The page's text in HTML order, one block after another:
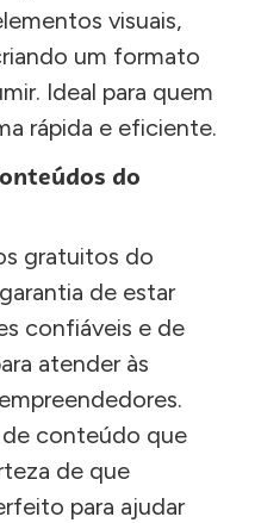
visuais,
um formato
Ideal para quem
rápida e eficiente.
do
gratuitos do
de estar
confiáveis e de
atender às
conteúdo que
de que
para ajudar